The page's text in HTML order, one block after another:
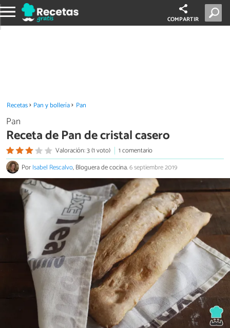
COMPARTIR
Recetas Pan y bollería Pan
Pan
Receta de Pan de cristal casero
Valoración: 3 (1 voto)
1 comentario
PorIsabel Rescalvo, Bloguera de cocina.6 septiembre 2019